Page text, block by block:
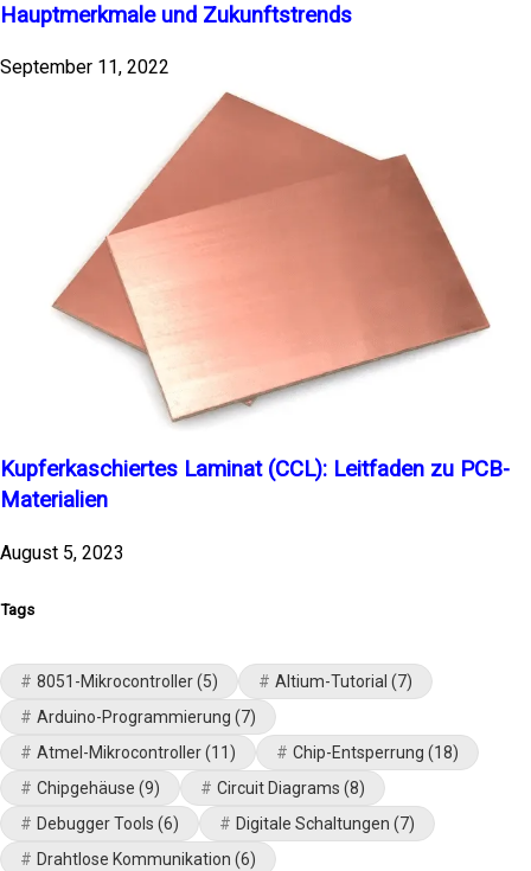
Hauptmerkmale und Zukunftstrends
September 11, 2022
Kupferkaschiertes Laminat (CCL): Leitfaden zu PCB-
Materialien
August 5, 2023
Tags
8051-Mikrocontroller(5) Altium-Tutorial (7)
Arduino-Programmierung (7)
Atmel-Mikrocontroller(11) Chip-Entsperrung (18)
Chipgehäuse (9) Circuit Diagrams (8)
Debugger Tools (6) Digitale Schaltungen (7)
Drahtlose Kommunikation (6)